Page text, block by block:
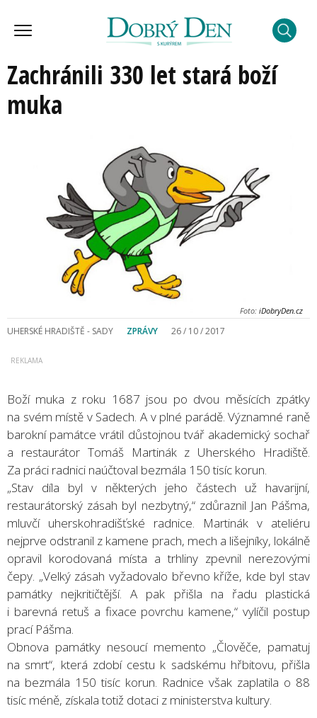
Zachránili 330 let stará boží
muka
Foto: iDobryDen.cz
UHERSKÉ HRADIŠTĚ - SADY ZPRÁVY 26 / 10 / 2017
Boží muka z roku 1687 jsou po dvou měsících zpátky
na svém místě v Sadech. A v plné parádě. Významné raně
barokní památce vrátil důstojnou tvář akademický sochař
a restaurátor Tomáš Martinák z Uherského Hradiště.
Za práci radnici naúčtoval bezmála 150 tisíc korun.
„Stav díla byl v některých jeho částech už havarijní,
restaurátorský zásah byl nezbytný,“ zdůraznil Jan Pášma,
mluvčí uherskohradišťské radnice. Martinák v ateliéru
nejprve odstranil z kamene prach, mech a lišejníky, lokálně
opravil korodovaná místa a trhliny zpevnil nerezovými
čepy. „Velký zásah vyžadovalo břevno kříže, kde byl stav
památky nejkritičtější. A pak přišla na řadu plastická
i barevná retuš a fixace povrchu kamene,“ vylíčil postup
prací Pášma.
Obnova památky nesoucí memento „Člověče, pamatuj
na smrt“, která zdobí cestu k sadskému hřbitovu, přišla
na bezmála 150 tisíc korun. Radnice však zaplatila o 88
tisíc méně, získala totiž dotaci z ministerstva kultury.